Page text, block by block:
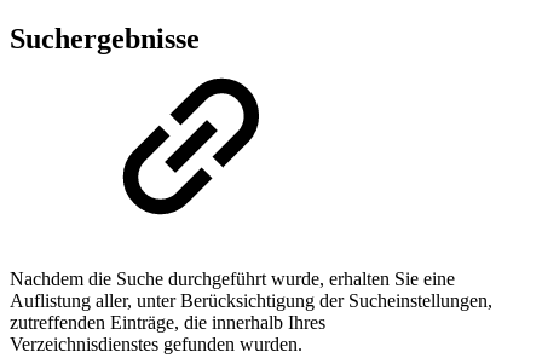
Suchergebnisse
Nachdem die Suche durchgeführt wurde, erhalten Sie eine
Auflistung aller, unter Berücksichtigung der Sucheinstellungen,
zutreffenden Einträge, die innerhalb Ihres
Verzeichnisdienstes gefunden wurden.